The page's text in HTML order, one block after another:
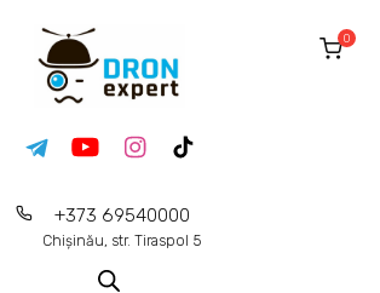
+373 69540000
Chișinău, str. Tiraspol 5
0